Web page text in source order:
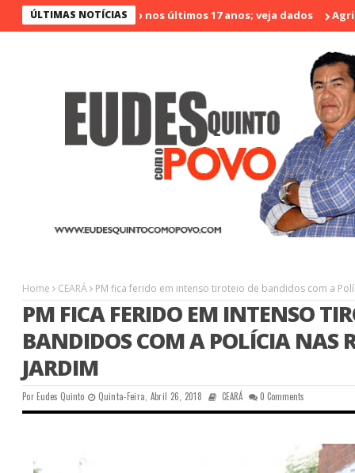
ÚLTIMAS NOTÍCIAS
é o menos violento nos últimos 17 anos; veja dados Agrinort
Home CEARÁ PM fica ferido em intenso tiroteio de bandidos com a
PM FICA FERIDO EM INTENSO
BANDIDOS COM A POLÍCIA NAS
JARDIM
PorEudes Quinto Quinta-Feira, Abril 26, 2018 CEARÁ 0 Comments